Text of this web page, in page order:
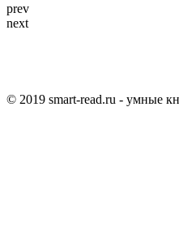
prev
next
© 2019 smart-read.ru - умные